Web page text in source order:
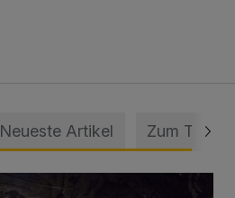
Neueste Artikel Zum Thema